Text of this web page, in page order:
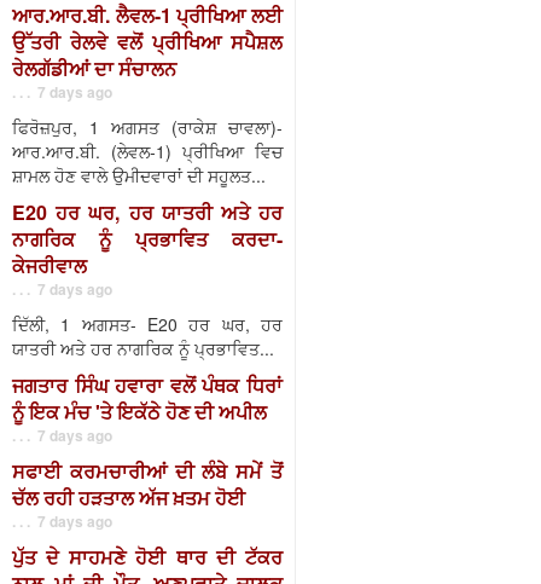
ਆਰ.ਆਰ.ਬੀ. ਲੈਵਲ-1 ਪ੍ਰੀਖਿਆ ਲਈ
ਉੱਤਰੀ ਰੇਲਵੇ ਵਲੋਂ ਪ੍ਰੀਖਿਆ ਸਪੈਸ਼ਲ
ਰੇਲਗੱਡੀਆਂ ਦਾ ਸੰਚਾਲਨ
. . . 7 days ago
ਫਿਰੋਜ਼ਪੁਰ, 1 ਅਗਸਤ (ਰਾਕੇਸ਼ ਚਾਵਲਾ)-
ਆਰ.ਆਰ.ਬੀ. (ਲੇਵਲ-1) ਪ੍ਰੀਖਿਆ ਵਿਚ
ਸ਼ਾਮਲ ਹੋਣ ਵਾਲੇ ਉਮੀਦਵਾਰਾਂ ਦੀ ਸਹੂਲਤ...
E20 ਹਰ ਘਰ, ਹਰ ਯਾਤਰੀ ਅਤੇ ਹਰ
ਨਾਗਰਿਕ ਨੂੰ ਪ੍ਰਭਾਵਿਤ ਕਰਦਾ-
ਕੇਜਰੀਵਾਲ
. . . 7 days ago
ਦਿੱਲੀ, 1 ਅਗਸਤ- E20 ਹਰ ਘਰ, ਹਰ
ਯਾਤਰੀ ਅਤੇ ਹਰ ਨਾਗਰਿਕ ਨੂੰ ਪ੍ਰਭਾਵਿਤ...
ਜਗਤਾਰ ਸਿੰਘ ਹਵਾਰਾ ਵਲੋਂ ਪੰਥਕ ਧਿਰਾਂ
ਨੂੰ ਇਕ ਮੰਚ 'ਤੇ ਇਕੱਠੇ ਹੋਣ ਦੀ ਅਪੀਲ
. . . 7 days ago
ਸਫਾਈ ਕਰਮਚਾਰੀਆਂ ਦੀ ਲੰਬੇ ਸਮੇਂ ਤੋਂ
ਚੱਲ ਰਹੀ ਹੜਤਾਲ ਅੱਜ ਖ਼ਤਮ ਹੋਈ
. . . 7 days ago
ਪੁੱਤ ਦੇ ਸਾਹਮਣੇ ਹੋਈ ਥਾਰ ਦੀ ਟੱਕਰ